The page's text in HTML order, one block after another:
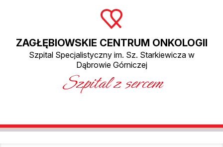
ZAGŁĘBIOWSKIE CENTRUM ONKOLOGII
Szpital Specjalistyczny im. Sz. Starkiewicza w
Dąbrowie Górniczej
Szpital z sercem